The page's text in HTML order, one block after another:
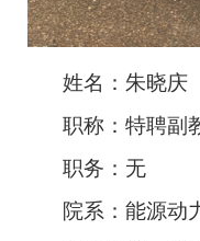
姓名：朱晓庆
职称：特聘副
职务：无
院系：能源动